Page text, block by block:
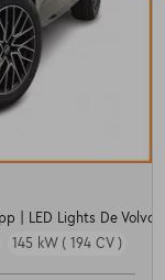
| LED Lights De
145 kW ( 194 CV )